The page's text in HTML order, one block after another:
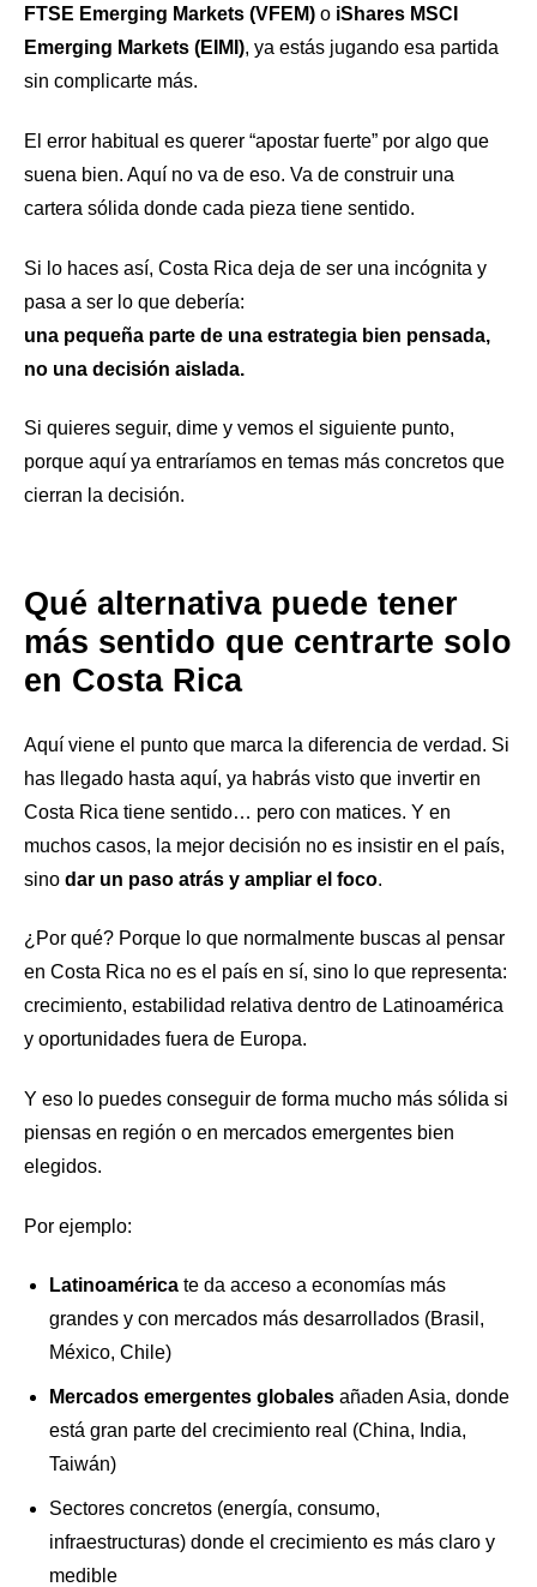
FTSE Emerging Markets (VFEM) o iShares MSCI
Emerging Markets (EIMI), ya estás jugando esa partida
sin complicarte más.
El error habitual es querer “apostar fuerte” por algo que
suena bien. Aquí no va de eso. Va de construir una
cartera sólida donde cada pieza tiene sentido.
Si lo haces así, Costa Rica deja de ser una incógnita y
pasa a ser lo que debería:
una pequeña parte de una estrategia bien pensada,
no una decisión aislada.
Si quieres seguir, dime y vemos el siguiente punto,
porque aquí ya entraríamos en temas más concretos que
cierran la decisión.
Qué alternativa puede tener
más sentido que centrarte solo
en Costa Rica
Aquí viene el punto que marca la diferencia de verdad. Si
has llegado hasta aquí, ya habrás visto que invertir en
Costa Rica tiene sentido… pero con matices. Y en
muchos casos, la mejor decisión no es insistir en el país,
sino dar un paso atrás y ampliar el foco.
¿Por qué? Porque lo que normalmente buscas al pensar
en Costa Rica no es el país en sí, sino lo que representa:
crecimiento, estabilidad relativa dentro de Latinoamérica
y oportunidades fuera de Europa.
Y eso lo puedes conseguir de forma mucho más sólida si
piensas en región o en mercados emergentes bien
elegidos.
Por ejemplo:
Latinoaméricate da acceso a economías más
grandes y con mercados más desarrollados (Brasil,
México, Chile)
Mercados emergentes globalesañaden Asia, donde
está gran parte del crecimiento real (China, India,
Taiwán)
Sectores concretos (energía, consumo,
infraestructuras) donde el crecimiento es más claro y
medible